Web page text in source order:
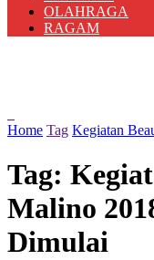
OLAHRAGA
RAGAM
Home Tag Kegiatan
Tag:
Malino
Dimulai